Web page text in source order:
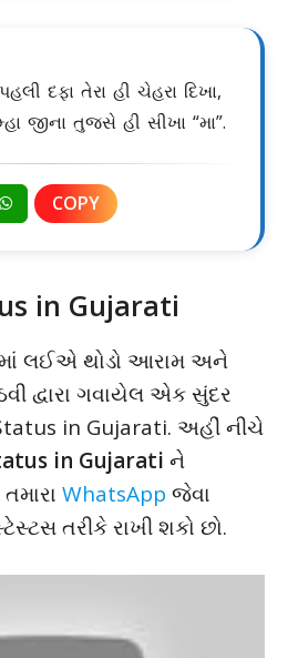
દફા તેરા હી ચેહરા દિખા,
જીના તુજસે હી સીખા “મા”.
COPY
in Gujarati
લઈએ થોડો આરામ અને
દ્વારા ગવાયેલ એક સુંદર
in Gujarati. અહીં નીચે
in Gujarati ને
WhatsApp જેવા
તરીકે રાખી શકો છો.